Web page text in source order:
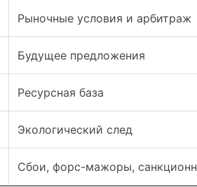
Рыночные условия и арбитраж
Будущее предложения
Ресурсная база
Экологический след
Сбои, форс-мажоры,